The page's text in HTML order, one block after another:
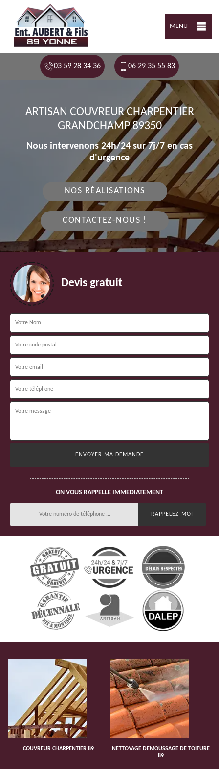
MENU
03 59 28 34 36 06 29 35 55 83
ARTISAN COUVREUR CHARPENTIER
GRANDCHAMP 89350
Nous intervenons 24h/24 sur 7j/7 en cas
d'urgence
NOS RÉALISATIONS
CONTACTEZ-NOUS !
Devis gratuit
ON VOUS RAPPELLE IMMEDIATEMENT
COUVREUR CHARPENTIER 89
NETTOYAGE DEMOUSSAGE DE TOITURE
89